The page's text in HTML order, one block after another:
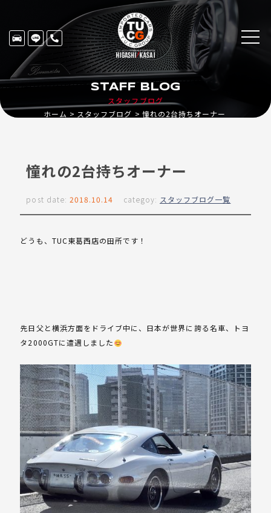
スタッフブログ
STAFF BLOG
ホーム スタッフブログ 憧れの2台持ちオーナー
憧れの2台持ちオーナー
post date: 2018.10.14 categoy: スタッフブログ一覧
どうも、TUC東葛西店の田所です！
先日父と横浜方面をドライブ中に、日本が世界に誇る名車、トヨ
タ2000GTに遭遇しました